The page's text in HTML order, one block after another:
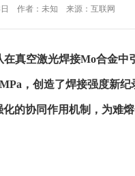
日 作者：未知 来源：互联网
在真空激光焊接Mo合金中
，创造了焊接强度新
的协同作用机制，为难